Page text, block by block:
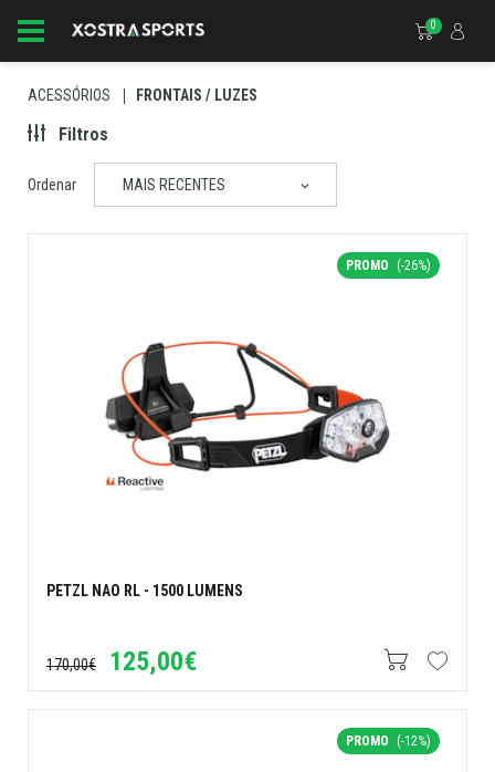
0
ACESSÓRIOS FRONTAIS / LUZES
Filtros
Ordenar MAIS RECENTES
PROMO (-26%)
PETZL NAO RL - 1500 LUMENS
170,00€ 125,00€
PROMO (-12%)